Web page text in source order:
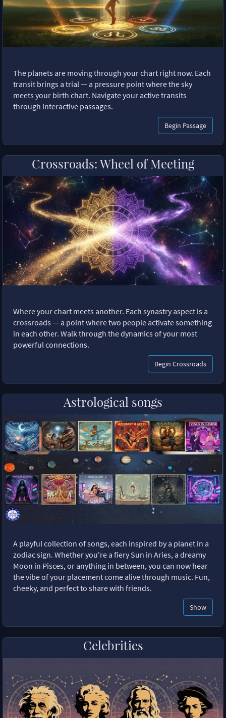
The planets are moving through your chart right now. Each
transit brings a trial — a pressure point where the sky
meets your birth chart. Navigate your active transits
through interactive passages.
Begin Passage
Crossroads: Wheel of Meeting
Where your chart meets another. Each synastry aspect is a
crossroads — a point where two people activate something
in each other. Walk through the dynamics of your most
powerful connections.
Begin Crossroads
Astrological songs
A playful collection of songs, each inspired by a planet in a
zodiac sign. Whether you're a fiery Sun in Aries, a dreamy
Moon in Pisces, or anything in between, you can now hear
the vibe of your placement come alive through music. Fun,
cheeky, and perfect to share with friends.
Show
Celebrities